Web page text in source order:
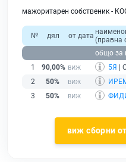
мажоритарен собственик -
№ дял от дата (правна
общо за
1
90,00% 5Я |
2
50%
3
50%
виж сборни